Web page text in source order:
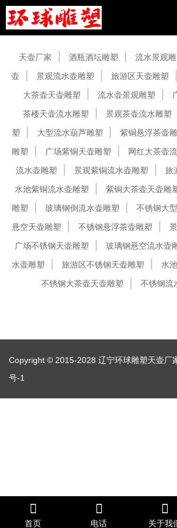
天壶厂家 酒瓶酒坛雕塑 流水景观
壶
景观流水壶雕塑 旅游区天壶雕塑
大茶壶天壶雕塑
流水壶景观雕塑
茶楼天壶流水雕塑
景观茶壶流水雕塑
塑
大型流水葫芦雕塑 紫铜悬浮茶壶
雕塑
广场紫铜天壶雕塑 网红大茶壶
流水壶雕塑
景观紫铜流水壶雕塑
旅
水池紫铜流水壶雕塑
紫铜大茶壶天壶雕
雕塑
玻璃钢倒流水壶雕塑 不锈钢大
悬空天壶雕塑
不锈钢悬浮茶壶雕塑
广场不锈钢天壶雕塑
玻璃钢悬空流水壶
水壶雕塑
旅游区不锈钢天壶雕塑
水
不锈钢大茶壶天壶雕塑
不锈钢流
Copyright © 2015-2028 辽宁环球雕塑天壶厂
号-1
首页 电话 关于我